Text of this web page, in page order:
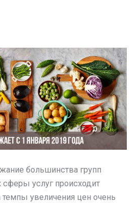
большинства групп
сферы услуг происходит
темпы увеличения цен очень